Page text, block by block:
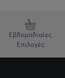
Εβδομαδιαίες
Επιλογές